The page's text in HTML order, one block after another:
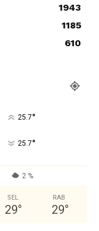
1943
1185
610
25.7°
25.7°
2 %
SEL
29°
RAB
29°